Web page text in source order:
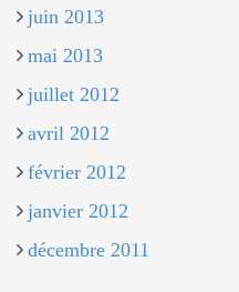
juin 2013
mai 2013
juillet 2012
avril 2012
février 2012
janvier 2012
décembre 2011